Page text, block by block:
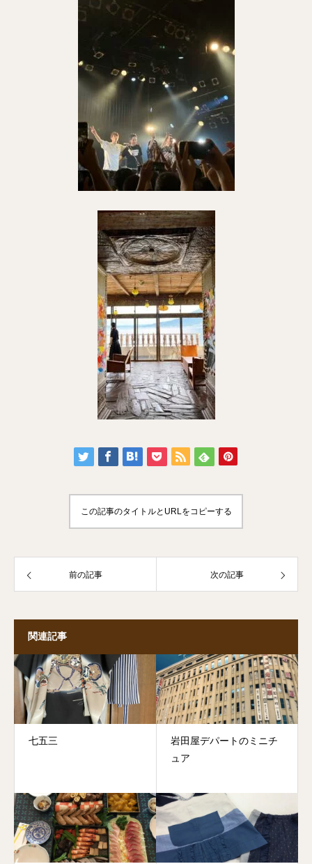
この記事のタイトルとURLをコピーする
前の記事 次の記事
関連記事
七五三
岩田屋デパートのミニチ
ュア